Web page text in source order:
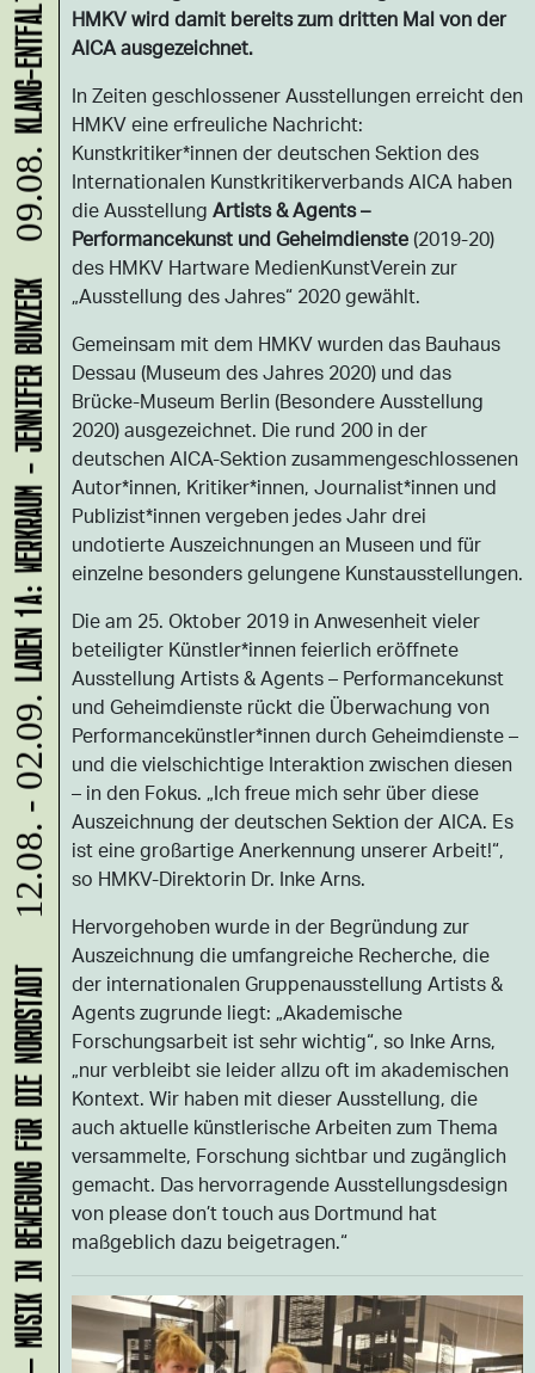
HMKV wird damit bereits zum dritten Mal von der
AICA ausgezeichnet.
In Zeiten geschlossener Ausstellungen erreicht den
HMKV eine erfreuliche Nachricht:
Kunstkritiker*innen der deutschen Sektion des
Internationalen Kunstkritikerverbands AICA haben
die Ausstellung Artists & Agents –
Performancekunst und Geheimdienste(2019-20)
des HMKV Hartware MedienKunstVerein zur
„Ausstellung des Jahres“ 2020 gewählt.
Gemeinsam mit dem HMKV wurden das Bauhaus
Dessau (Museum des Jahres 2020) und das
Brücke-Museum Berlin (Besondere Ausstellung
2020) ausgezeichnet. Die rund 200 in der
deutschen AICA-Sektion zusammengeschlossenen
Autor*innen, Kritiker*innen, Journalist*innen und
Publizist*innen vergeben jedes Jahr drei
undotierte Auszeichnungen an Museen und für
einzelne besonders gelungene Kunstausstellungen.
Die am 25. Oktober 2019 in Anwesenheit vieler
beteiligter Künstler*innen feierlich eröffnete
Ausstellung Artists & Agents – Performancekunst
und Geheimdienste rückt die Überwachung von
Performancekünstler*innen durch Geheimdienste –
und die vielschichtige Interaktion zwischen diesen
– in den Fokus. „Ich freue mich sehr über diese
Auszeichnung der deutschen Sektion der AICA. Es
ist eine großartige Anerkennung unserer Arbeit!“,
so HMKV-Direktorin Dr. Inke Arns.
Hervorgehoben wurde in der Begründung zur
Auszeichnung die umfangreiche Recherche, die
der internationalen Gruppenausstellung Artists &
Agents zugrunde liegt: „Akademische
Forschungsarbeit ist sehr wichtig“, so Inke Arns,
„nur verbleibt sie leider allzu oft im akademischen
Kontext. Wir haben mit dieser Ausstellung, die
auch aktuelle künstlerische Arbeiten zum Thema
versammelte, Forschung sichtbar und zugänglich
gemacht. Das hervorragende Ausstellungsdesign
von please don’t touch aus Dortmund hat
maßgeblich dazu beigetragen.“
12.08. - 02.09.
LADEN 1A: WERKRAUM - JENNIFER BUNZECK
09.08.